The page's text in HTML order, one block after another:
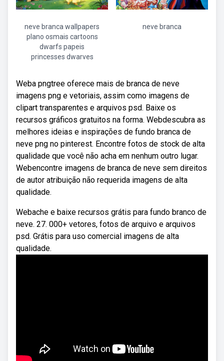
neve branca wallpapers
plano osmais cartoons
dwarfs papeis
princesses dwarves
neve branca
Weba pngtree oferece mais de branca de neve
imagens png e vetoriais, assim como imagens de
clipart transparentes e arquivos psd. Baixe os
recursos gráficos gratuitos na forma. Webdescubra as
melhores ideias e inspirações de fundo branca de
neve png no pinterest. Encontre fotos de stock de alta
qualidade que você não acha em nenhum outro lugar.
Webencontre imagens de branca de neve sem direitos
de autor atribuição não requerida imagens de alta
qualidade.
Webache e baixe recursos grátis para fundo branco de
neve. 27. 000+ vetores, fotos de arquivo e arquivos
psd. Grátis para uso comercial imagens de alta
qualidade.